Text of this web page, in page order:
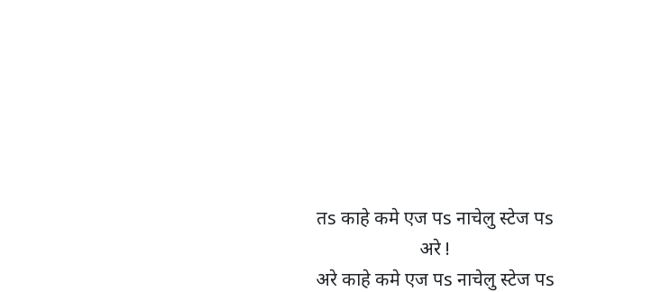
तs काहे कमे एज पs नाचेलु स्टेज पs
अरे !
अरे काहे कमे एज पs नाचेलु स्टेज पs